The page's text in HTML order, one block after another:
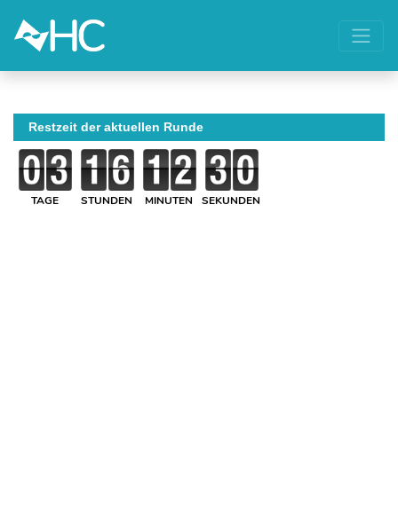
Restzeit der aktuellen Runde
TAGE STUNDEN MINUTEN SEKUNDEN